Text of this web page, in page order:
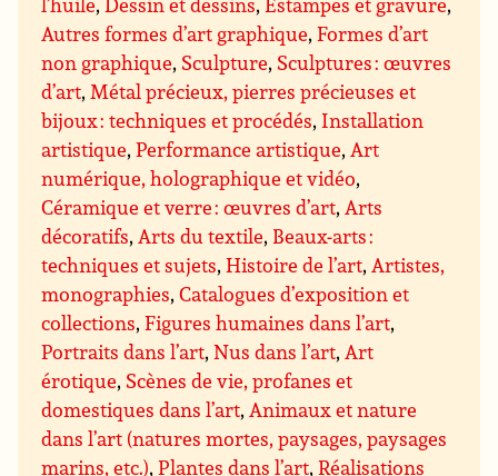
Autres formes d’art graphique,Formes d’art
non graphique, Sculpture, Sculptures : œuvres
d’art,Métal précieux, pierres précieuses et
bijoux : techniques et procédés, Installation
artistique,Performance artistique,Art
numérique, holographique et vidéo,
Céramique et verre : œuvres d’art,Arts
décoratifs,Arts du textile, Beaux-arts :
techniques et sujets,Histoire de l’art,Artistes,
monographies,Catalogues d’exposition et
collections,Figures humaines dans l’art,
Portraits dans l’art,Nus dans l’art,Art
érotique, Scènes de vie, profanes et
domestiques dans l’art,Animaux et nature
dans l’art (natures mortes, paysages, paysages
marins, etc.),Plantes dans l’art,Réalisations